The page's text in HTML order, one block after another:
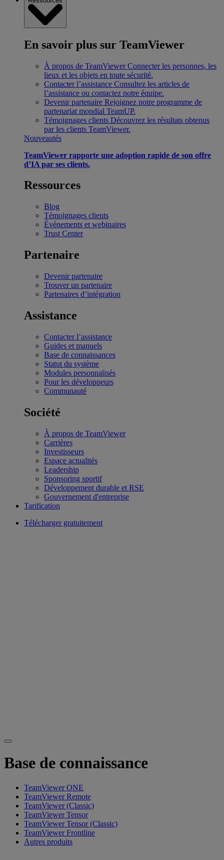
En savoir plus sur TeamViewer
À propos de TeamViewer Connecter les personnes, les
lieux et les objets en toute sécurité.
Contacter l’assistance Consultez les articles de
l’assistance ou contactez notre équipe.
Devenir partenaire Rejoignez notre programme de
partenariat mondial TeamUP.
Témoignages clients Découvrez les résultats obtenus
par les clients TeamViewer.
Nouveautés
TeamViewer rapporte une adoption rapide de son offre
d’IA par ses clients.
Ressources
Blog
Témoignages clients
Événements et webinaires
Trust Center
Partenaire
Devenir partenaire
Trouver un partenaire
Partenaires d’intégration
Assistance
Contacter l’assistance
Guides et manuels
Base de connaissances
Statut du système
Modules personnalisés
Pour les développeurs
Communauté
Société
À propos de TeamViewer
Carrières
Investisseurs
Espace actualités
Leadership
Sponsoring sportif
Développement durable et RSE
Gouvernement d'entreprise
Tarification
Télécharger gratuitement
Base de connaissance
TeamViewer ONE
TeamViewer Remote
TeamViewer (Classic)
TeamViewer Tensor
TeamViewer Tensor (Classic)
TeamViewer Frontline
Autres produits